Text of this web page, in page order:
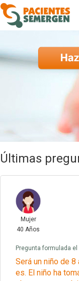
Últimas
Mujer
40 Años
Pregunta formulada
Será un niño de
es. El niño ha